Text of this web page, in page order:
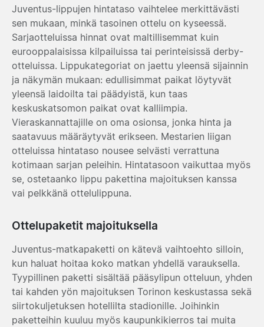
Juventus-lippujen hintataso vaihtelee merkittävästi
sen mukaan, minkä tasoinen ottelu on kyseessä.
Sarjaotteluissa hinnat ovat maltillisemmat kuin
eurooppalaisissa kilpailuissa tai perinteisissä derby-
otteluissa. Lippukategoriat on jaettu yleensä sijainnin
ja näkymän mukaan: edullisimmat paikat löytyvät
yleensä laidoilta tai päädyistä, kun taas
keskuskatsomon paikat ovat kalliimpia.
Vieraskannattajille on oma osionsa, jonka hinta ja
saatavuus määräytyvät erikseen. Mestarien liigan
otteluissa hintataso nousee selvästi verrattuna
kotimaan sarjan peleihin. Hintatasoon vaikuttaa myös
se, ostetaanko lippu pakettina majoituksen kanssa
vai pelkkänä ottelulippuna.
Ottelupaketit majoituksella
Juventus-matkapaketti on kätevä vaihtoehto silloin,
kun haluat hoitaa koko matkan yhdellä varauksella.
Tyypillinen paketti sisältää pääsylipun otteluun, yhden
tai kahden yön majoituksen Torinon keskustassa sekä
siirtokuljetuksen hotellilta stadionille. Joihinkin
paketteihin kuuluu myös kaupunkikierros tai muita